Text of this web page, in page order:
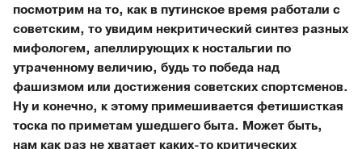
посмотрим на то, как в путинское время работали с
советским, то увидим некритический синтез разных
мифологем, апеллирующих к ностальгии по
утраченному величию, будь то победа над
фашизмом или достижения советских спортсменов.
Ну и конечно, к этому примешивается фетишисткая
тоска по приметам ушедшего быта. Может быть,
нам как раз не хватает каких-то критических